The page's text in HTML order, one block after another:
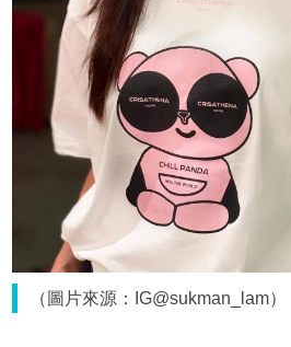
（圖片來源：IG@sukman_lam）